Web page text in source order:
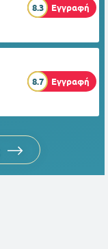
8.3 Εγγραφή
8.7 Εγγραφή